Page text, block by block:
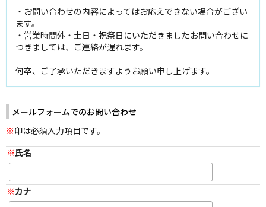
藤井流星
濵田崇裕
小瀧望
岸優太
神宮寺勇太
京本大我
松村北斗
髙地優吾
田中樹
Snow Man
岩本照
深澤辰哉
渡辺翔太
向井康二
宮舘涼太
佐久間大介
なにわ男子
西畑大吾
大西流星
長尾謙杜
藤原丈一郎
大橋和也
林翔太
室龍太
寺西拓人
配送に関する注意事項
・お問い合わせの内容によってはお応えできない場合がござい
ます。
・営業時間外・土日・祝祭日にいただきましたお問い合わせに
つきましては、ご連絡が遅れます。
何卒、ご了承いただきますようお願い申し上げます。
メールフォームでのお問い合わせ
印は必須入力項目です。
氏名
カナ